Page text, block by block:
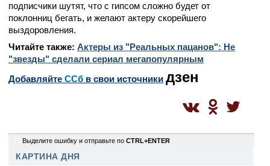
подписчики шутят, что с гипсом сложно будет от
поклонниц бегать, и желают актеру скорейшего
выздоровления.
Читайте также: Актеры из "Реальных пацанов": Не
"звезды" сделали сериал мегапопулярным
Добавляйте CСб в свои источники дзен
Выделите ошибку и отправьте по CTRL+ENTER
КАРТИНА ДНЯ